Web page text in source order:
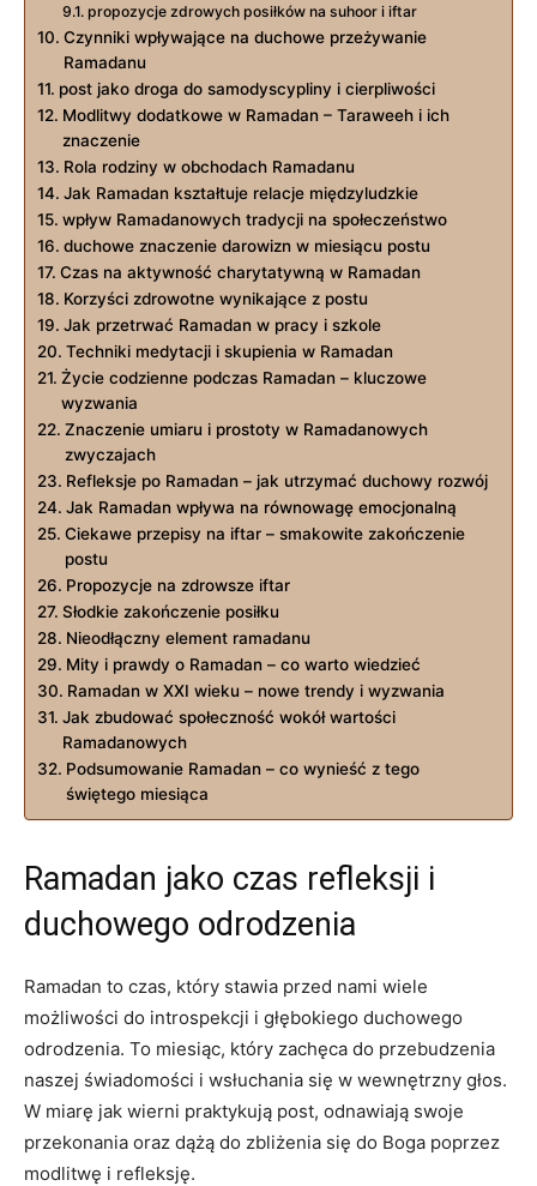
propozycje zdrowych posiłków na suhoor i iftar
Czynniki wpływające na duchowe przeżywanie
Ramadanu
post jako droga do samodyscypliny i cierpliwości
Modlitwy dodatkowe w Ramadan – Taraweeh i ich
znaczenie
Rola rodziny w obchodach Ramadanu
Jak Ramadan kształtuje relacje międzyludzkie
wpływ ​Ramadanowych tradycji na społeczeństwo
duchowe znaczenie darowizn w miesiącu postu
Czas⁢ na⁢ aktywność charytatywną w Ramadan
Korzyści zdrowotne wynikające z postu
Jak przetrwać Ramadan w pracy i szkole
Techniki medytacji i skupienia w Ramadan
Życie codzienne podczas Ramadan – kluczowe
wyzwania
Znaczenie umiaru i prostoty w Ramadanowych
⁣zwyczajach
Refleksje po Ramadan – jak ⁢utrzymać duchowy rozwój
Jak Ramadan wpływa na równowagę emocjonalną
Ciekawe‍ przepisy na iftar –‍ smakowite zakończenie‌
postu
Propozycje na zdrowsze iftar
Słodkie zakończenie posiłku
Nieodłączny element ramadanu
Mity i prawdy o Ramadan⁤ – co warto wiedzieć
Ramadan w XXI wieku – nowe trendy i wyzwania
Jak zbudować społeczność wokół wartości
Ramadanowych
Podsumowanie Ramadan ‍– co wynieść z tego
świętego ⁣miesiąca
Ramadan jako czas refleksji i
duchowego odrodzenia
Ramadan to czas, który stawia przed ‌nami⁤ wiele
możliwości⁢ do introspekcji i głębokiego duchowego
odrodzenia. To miesiąc, który zachęca do przebudzenia
⁤naszej świadomości‌ i wsłuchania się w wewnętrzny głos.
W miarę jak wierni praktykują‍ post, odnawiają swoje
przekonania⁣ oraz dążą do zbliżenia się do Boga poprzez
modlitwę i ‌refleksję.